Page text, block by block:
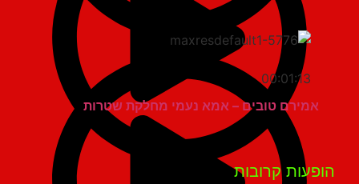
00:01:13
אמירם טובים – אמא נעמי מחלקת שטרות
קרובות